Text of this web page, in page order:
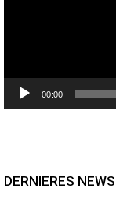
00:00
DERNIERES NEWS